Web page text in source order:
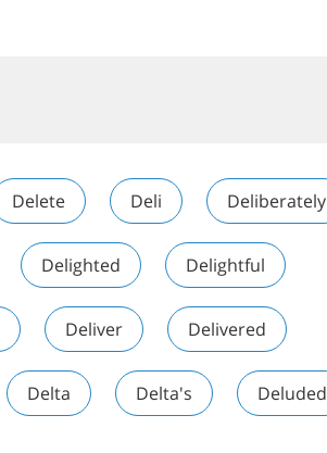
Delete Deli Deliberately
Delighted Delightful
Deliver Delivered
Delta Delta's Deluded